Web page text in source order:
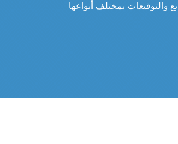
والتوقيعات بمختلف أنواعها